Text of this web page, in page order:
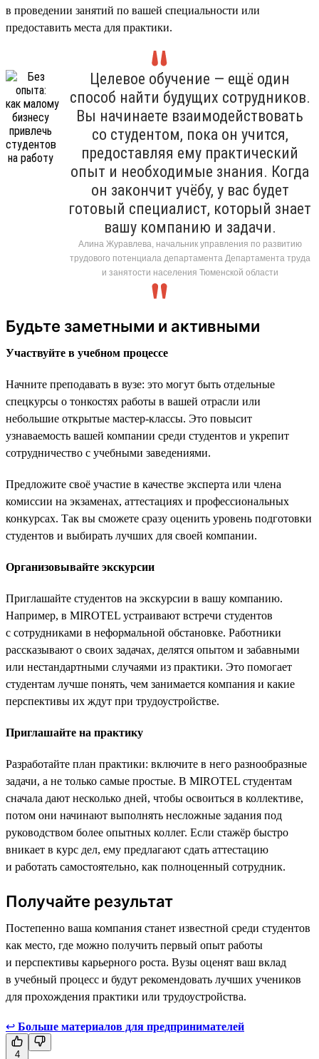
в проведении занятий по вашей специальности или
предоставить места для практики.
Целевое обучение — ещё один
способ найти будущих сотрудников.
Вы начинаете взаимодействовать
со студентом, пока он учится,
предоставляя ему практический
опыт и необходимые знания. Когда
он закончит учёбу, у вас будет
готовый специалист, который знает
вашу компанию и задачи.
Алина Журавлева, начальник управления по развитию
трудового потенциала департамента Департамента труда
и занятости населения Тюменской области
Будьте заметными и активными
Участвуйте в учебном процессе
Начните преподавать в вузе: это могут быть отдельные
спецкурсы о тонкостях работы в вашей отрасли или
небольшие открытые мастер-классы. Это повысит
узнаваемость вашей компании среди студентов и укрепит
сотрудничество с учебными заведениями.
Предложите своё участие в качестве эксперта или члена
комиссии на экзаменах, аттестациях и профессиональных
конкурсах. Так вы сможете сразу оценить уровень подготовки
студентов и выбирать лучших для своей компании.
Организовывайте экскурсии
Приглашайте студентов на экскурсии в вашу компанию.
Например, в MIROTEL устраивают встречи студентов
с сотрудниками в неформальной обстановке. Работники
рассказывают о своих задачах, делятся опытом и забавными
или нестандартными случаями из практики. Это помогает
студентам лучше понять, чем занимается компания и какие
перспективы их ждут при трудоустройстве.
Приглашайте на практику
Разработайте план практики: включите в него разнообразные
задачи, а не только самые простые. В MIROTEL студентам
сначала дают несколько дней, чтобы освоиться в коллективе,
потом они начинают выполнять несложные задания под
руководством более опытных коллег. Если стажёр быстро
вникает в курс дел, ему предлагают сдать аттестацию
и работать самостоятельно, как полноценный сотрудник.
Получайте результат
Постепенно ваша компания станет известной среди студентов
как место, где можно получить первый опыт работы
и перспективы карьерного роста. Вузы оценят ваш вклад
в учебный процесс и будут рекомендовать лучших учеников
для прохождения практики или трудоустройства.
↩ Больше материалов для предпринимателей
4